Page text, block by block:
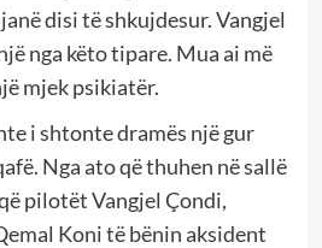
disi të shkujdesur. Vangjel
nga këto tipare. Mua ai më
mjek psikiatër.
i shtonte dramës një gur
Nga ato që thuhen në sallë
pilotët Vangjel Çondi,
Koni të bënin aksident